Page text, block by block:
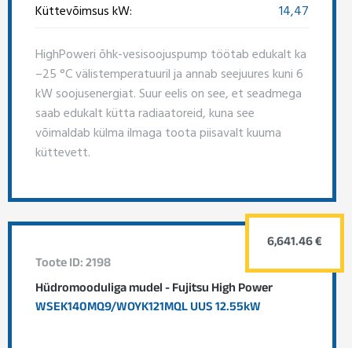
Küttevõimsus kW:
14,47
HighPoweri õhk-vesisoojuspump töötab edukalt ka
–25 °C välistemperatuuril ja annab seejuures kuni 6
kW soojusenergiat. Suur eelis on see, et seadmega
saab edukalt kütta radiaatoreid, kuna see
võimaldab külma ilmaga toota piisavalt kuuma
küttevett.
Toote ID: 2198
Hüdromooduliga mudel - Fujitsu High Power
WSEK140MQ9/WOYK121MQL UUS 12.55kW
6,641.46 €